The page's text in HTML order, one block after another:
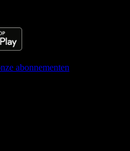
abonnementen